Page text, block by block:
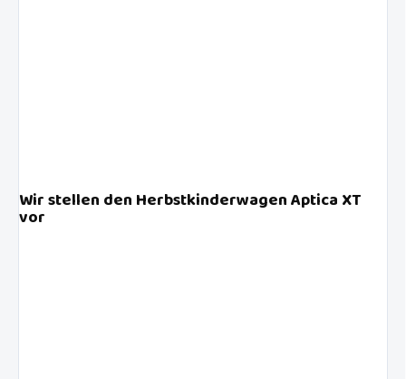
Wir stellen den Herbstkinderwagen Aptica XT
vor